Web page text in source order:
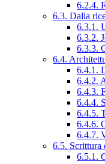
6.2.4.
6.3. Dalla
6.3.1.
6.3.2.
6.3.3.
6.4.
6.4.1.
6.4.2.
6.4.3.
6.4.4.
6.4.5.
6.4.6.
6.4.7.
6.5. Scrittura
6.5.1.